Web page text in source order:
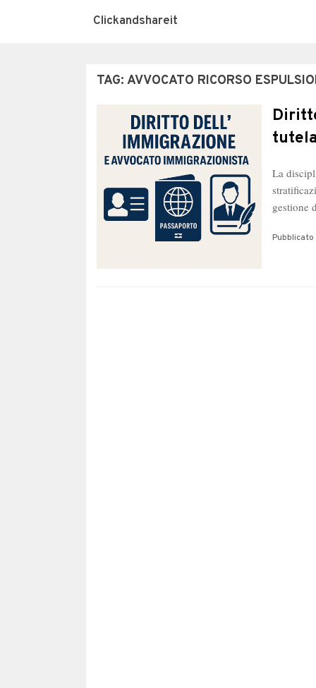
Clickandshareit
TAG: AVVOCATO RICORSO
La
gestione
Pubblicato